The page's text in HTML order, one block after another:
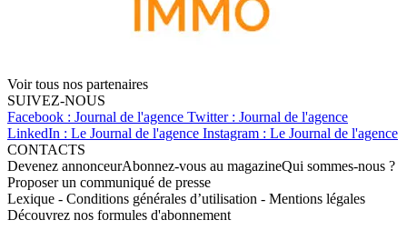
Voir tous nos partenaires
SUIVEZ-NOUS
Facebook : Journal de l'agence Twitter : Journal de l'agence
LinkedIn : Le Journal de l'agence Instagram : Le Journal de l'agence
CONTACTS
Devenez annonceurAbonnez-vous au magazineQui sommes-nous ?
Proposer un communiqué de presse
Lexique - Conditions générales d’utilisation - Mentions légales
Découvrez nos formules d'abonnement